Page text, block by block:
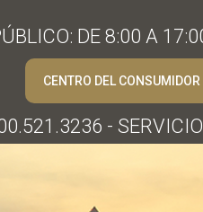
DE 8:00 A
CENTRO DEL CONSUMIDOR
-